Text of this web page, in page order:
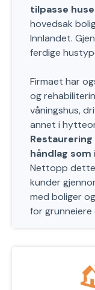
tilpasse
hovedsak
Innlandet.
ferdige
Firmaet har
og
våningshus,
annet i
håndlag som
Nettopp
kunder
med boliger
for